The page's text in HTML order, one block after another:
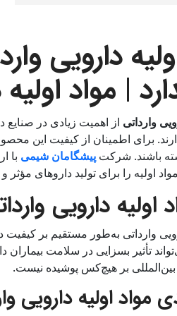
دارویی
| مواد
وارداتی از اهمیت زیادی در صنایع
برای اطمینان از کیفیت این
باشند. شرکت پیشگامان شیمی با
اولیه را برای تولید داروهای مؤثر
اولیه دارویی
وارداتی به‌طور مستقیم بر کیفیت
تأثیر بسزایی در سلامت بیماران
بین‌المللی بر هیچ‌کس پوشیده نیست.
مواد اولیه دارویی